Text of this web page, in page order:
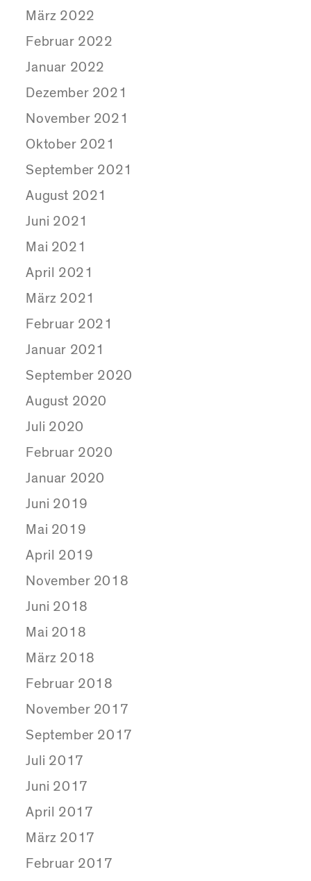
März 2022
Februar 2022
Januar 2022
Dezember 2021
November 2021
Oktober 2021
September 2021
August 2021
Juni 2021
Mai 2021
April 2021
März 2021
Februar 2021
Januar 2021
September 2020
August 2020
Juli 2020
Februar 2020
Januar 2020
Juni 2019
Mai 2019
April 2019
November 2018
Juni 2018
Mai 2018
März 2018
Februar 2018
November 2017
September 2017
Juli 2017
Juni 2017
April 2017
März 2017
Februar 2017